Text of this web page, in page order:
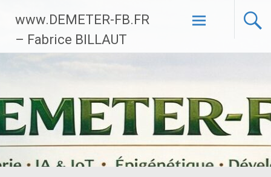
contenu
principal
www.DEMETER-FB.FR
– Fabrice BILLAUT